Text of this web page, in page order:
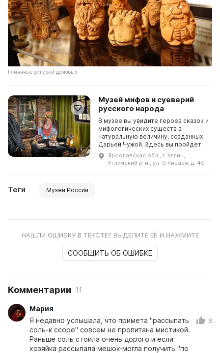
Глиняные фигурки домовых
Музей мифов и суеверий
русского народа
В музее вы увидите героев сказок и
мифологических существ в
натуральную величину, созданных
Дарьей Чужой. Здесь вы пройдете
необычную экскурсию в мир
народных праздников и обрядов,
Ярославская обл., г. Углич,
Угличский р-н., ул. 9 Января, д. 40
Теги Музеи России
НАШЛИ ОШИБКУ В ТЕКСТЕ? ВЫДЕЛИТЕ ЕЁ И НАЖМИТЕ
СООБЩИТЬ ОБ ОШИБКЕ
Комментарии 11
Мария
Я недавно услышала, что примета "рассыпать
соль-к ссоре" совсем не пропитана мистикой.
Раньше соль стоила очень дорого и если
хозяйка рассыпала мешок-могла получить "по
6